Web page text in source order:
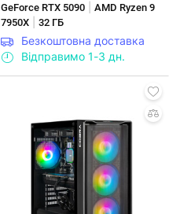
GeForce RTX 5090
AMD Ryzen 9
7950X
32 ГБ
Безкоштовна доставка
Відправимо 1-3 дн.